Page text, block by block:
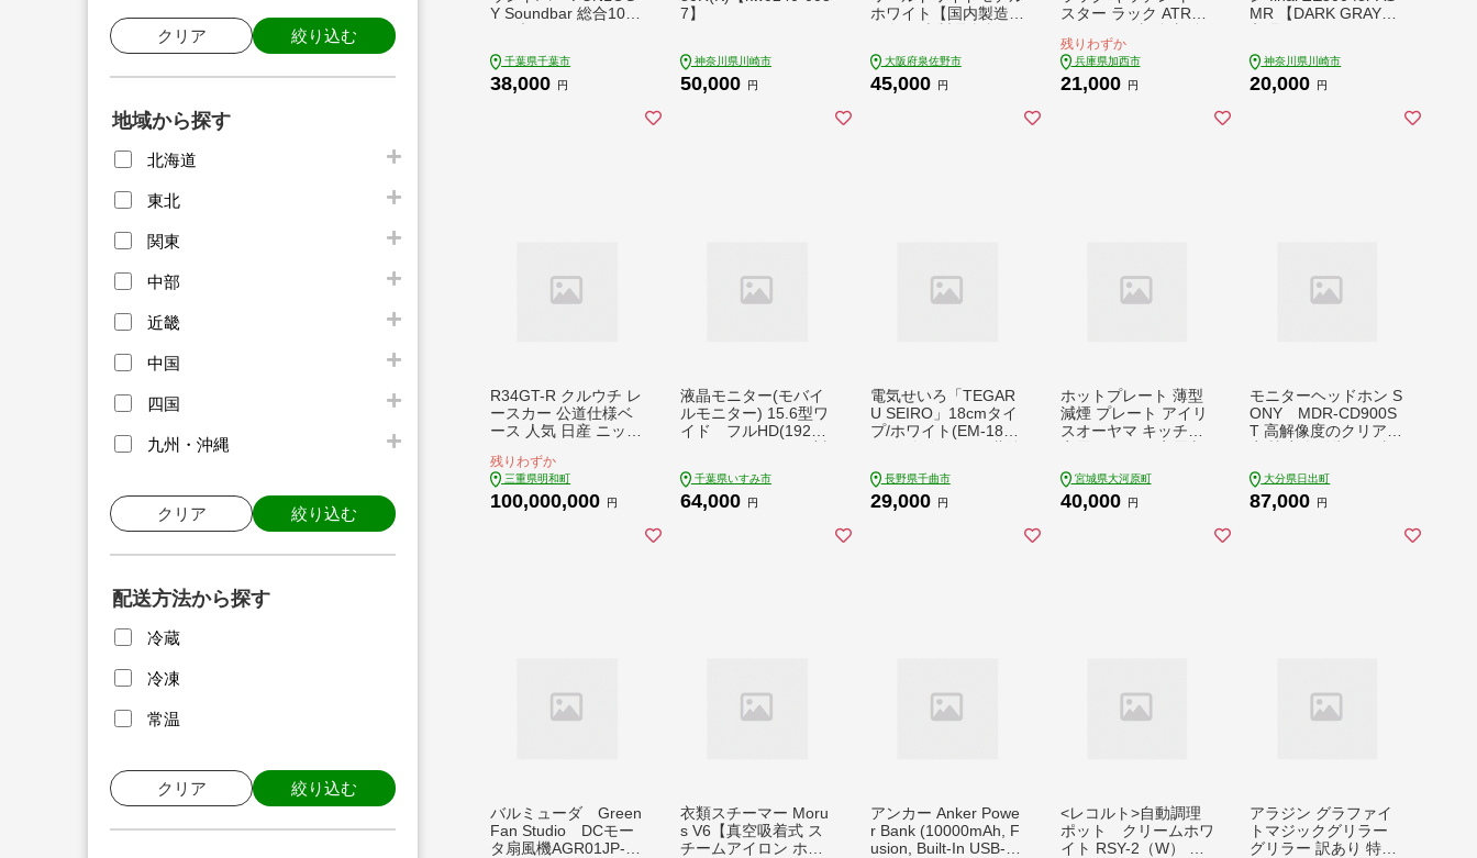
クリア 絞り込む
地域から探す
北海道
東北
関東
中部
近畿
中国
四国
九州・沖縄
クリア 絞り込む
配送方法から探す
冷蔵
冷凍
常温
クリア 絞り込む
Y Soundbar 総合100
ARC対応 シアターバ
ー bluetooth コンパク
千葉県千葉市
38,000 円
7】
神奈川県川崎市
50,000 円
ホワイト【国内製造
容家電 キヌジョ キヌ
ージョ ギフト プレゼ
大阪府泉佐野市
45,000 円
スター ラック ATR01
棚 おしゃれ スチール
兵庫 加西市 収納ラッ
ク 台 棚 収納 インテ
残りわずか
兵庫県加西市
21,000 円
MR 【DARK GRAY】
ラル / ASMR / 360オ
ーディオ【kw0142-00
神奈川県川崎市
20,000 円
R34GT-R クルウチ レ
ースカー 公道仕様ベ
ース 人気 日産 ニッサ
スポーツカー スカイ
ライン スペシャルモ
デル 三重 明和
残りわずか
三重県明和町
100,000,000 円
液晶モニター(モバイ
ルモニター) 15.6型ワ
イド フルHD(1920×
千葉県いすみ市
64,000 円
電気せいろ「TEGAR
U SEIRO」18cmタイ
プ/ホワイト(EM-185
いろ 蒸し器 調理家電
キッチン家電 蒸し料
長野県千曲市
29,000 円
ホットプレート 薄型
減煙 プレート アイリ
スオーヤマ キッチン
BBQ 焼肉プレート 電
気プレート 卓上調理
宮城県大河原町
40,000 円
モニターヘッドホン S
ONY MDR-CD900S
T 高解像度のクリアな
大分県日出町
87,000 円
バルミューダ Green
Fan Studio DCモー
タ扇風機AGR01JP-B
衣類スチーマー Moru
s V6【真空吸着式 ス
チームアイロン ホワ
アンカー Anker Powe
r Bank (10000mAh, F
usion, Built-In USB-C
<レコルト>自動調理
ポット クリームホワ
イト RSY-2（W） 【2
アラジン グラファイ
トマジックグリラー
グリラー 訳あり 特別